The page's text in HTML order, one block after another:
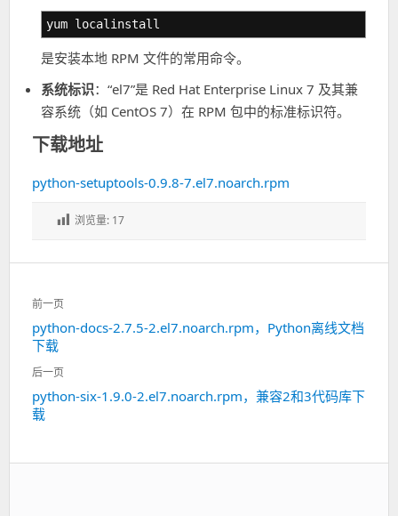
yum localinstall
是安装本地 RPM 文件的常用命令。
系统标识：“el7”是 Red Hat Enterprise Linux 7 及其兼
容系统（如 CentOS 7）在 RPM 包中的标准标识符。
下载地址
python-setuptools-0.9.8-7.el7.noarch.rpm
浏览量: 17
文
章
导
航
前一页
上
一
篇：
python-docs-2.7.5-2.el7.noarch.rpm，Python离线文档
下载
后一页
下
一
python-six-1.9.0-2.el7.noarch.rpm，兼容2和3代码库下
载